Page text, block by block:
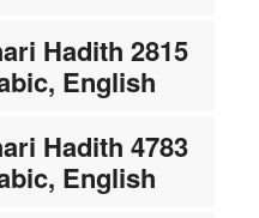
Hadith 2815
English
Hadith 4783
English